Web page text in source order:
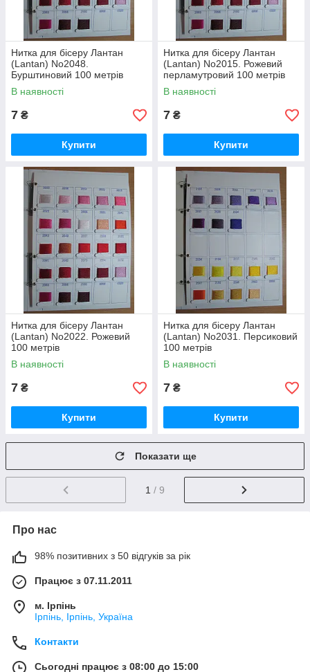
Нитка для бісеру Лантан
(Lantan) No2048.
Бурштиновий 100 метрів
В наявності
7 ₴
Купити
Нитка для бісеру Лантан
(Lantan) No2015. Рожевий
перламутровий 100 метрів
В наявності
7 ₴
Купити
Нитка для бісеру Лантан
(Lantan) No2022. Рожевий
100 метрів
В наявності
7 ₴
Купити
Нитка для бісеру Лантан
(Lantan) No2031. Персиковий
100 метрів
В наявності
7 ₴
Купити
Показати ще
1 / 9
Про нас
98% позитивних з 50 відгуків за рік
Працює з 07.11.2011
м. Ірпінь
Ірпінь, Ірпінь, Україна
Контакти
Сьогодні працює з 08:00 до 15:00